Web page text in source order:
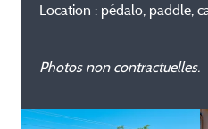
Location : pédalo, paddle,
Photos non contractuelles.